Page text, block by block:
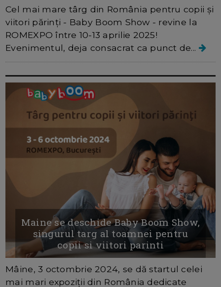
Cel mai mare târg din România pentru copii și
viitori părinți - Baby Boom Show - revine la
ROMEXPO între 10-13 aprilie 2025!
Evenimentul, deja consacrat ca punct de...
Maine se deschide Baby Boom Show,
singurul targ al toamnei pentru
copii si viitori parinti
Mâine, 3 octombrie 2024, se dă startul celei
mai mari expoziții din România dedicate